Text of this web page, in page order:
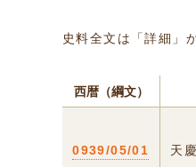
史料全文は「詳細」
西暦（綱文）
0939/05/01 天